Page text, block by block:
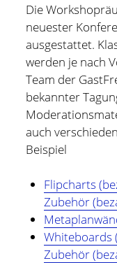
Die
neuester
ausgestattet.
werden je nach
Team der
bekannter
auch
Beispiel
Flipcharts
Zubehör
Whiteboards
Zubehör